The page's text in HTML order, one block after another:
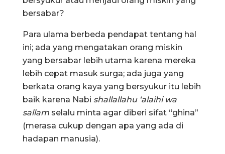
bersabar?
Para ulama berbeda pendapat tentang hal
ini; ada yang mengatakan orang miskin
yang bersabar lebih utama karena mereka
lebih cepat masuk surga; ada juga yang
berkata orang kaya yang bersyukur itu lebih
baik karena Nabi shallallahu ‘alaihi wa
sallam selalu minta agar diberi sifat “ghina”
(merasa cukup dengan apa yang ada di
hadapan manusia).